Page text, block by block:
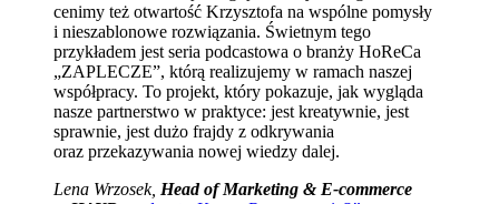
cenimy też otwartość Krzysztofa na wspólne pomysły
i nieszablonowe rozwiązania. Świetnym tego
przykładem jest seria podcastowa o branży HoReCa
„ZAPLECZE”, którą realizujemy w ramach naszej
współpracy. To projekt, który pokazuje, jak wygląda
nasze partnerstwo w praktyce: jest kreatywnie, jest
sprawnie, jest dużo frajdy z odkrywania
oraz przekazywania nowej wiedzy dalej.
Lena Wrzosek, Head of Marketing & E-commerce